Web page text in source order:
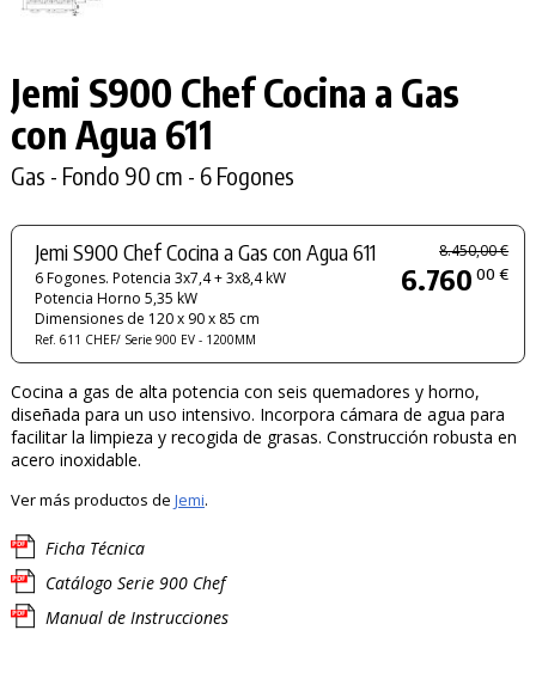
Jemi S900 Chef Cocina a Gas
con Agua 611
Gas - Fondo 90 cm - 6 Fogones
Jemi S900 Chef Cocina a Gas con Agua 611
6 Fogones. Potencia 3x7,4 + 3x8,4 kW
Potencia Horno 5,35 kW
Dimensiones de 120 x 90 x 85 cm
Ref. 611 CHEF/ Serie 900 EV - 1200MM
8.450,00 €
6.760 00 €
Cocina a gas de alta potencia con seis quemadores y horno,
diseñada para un uso intensivo. Incorpora cámara de agua para
facilitar la limpieza y recogida de grasas. Construcción robusta en
acero inoxidable.
Ver más productos de Jemi.
Ficha Técnica
Catálogo Serie 900 Chef
Manual de Instrucciones